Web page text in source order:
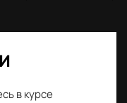
в курсе